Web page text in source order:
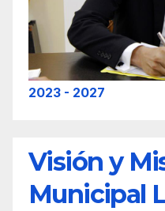
2023 - 2027
Visión y
Municipal